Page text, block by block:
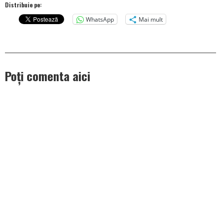
Distribuie pe:
WhatsApp
Mai mult
Poți comenta aici